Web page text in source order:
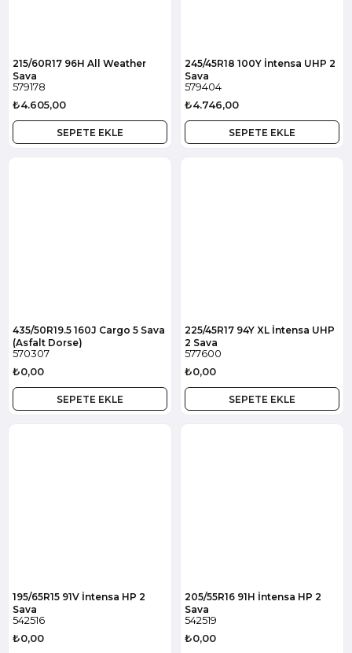
215/60R17 96H All Weather
Sava
579178
₺4.605,00
SEPETE EKLE
245/45R18 100Y İntensa UHP 2
Sava
579404
₺4.746,00
SEPETE EKLE
435/50R19.5 160J Cargo 5 Sava
(Asfalt Dorse)
570307
₺0,00
SEPETE EKLE
225/45R17 94Y XL İntensa UHP
2 Sava
577600
₺0,00
SEPETE EKLE
195/65R15 91V İntensa HP 2
Sava
542516
₺0,00
205/55R16 91H İntensa HP 2
Sava
542519
₺0,00